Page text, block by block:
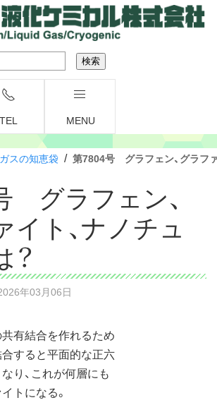
TEL MENU
ガスの知恵袋 / 第7804号 グラフェン、グラフ
グラフェン、
イト、ナノチュ
？
年03月06日
有結合を作れるため
すると平面的な正六
り、これが何層にも
トになる。